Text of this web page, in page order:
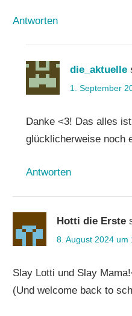
Antworten
die_aktuelle
1. September
Danke <3! Das alles
glücklicherweise noch
Antworten
Hotti die Erste
8. August 2024 um
Slay Lotti und Slay
(Und welcome back to